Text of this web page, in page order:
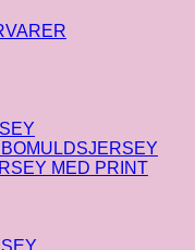
MED PRINT